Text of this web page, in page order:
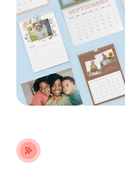
stars_plus